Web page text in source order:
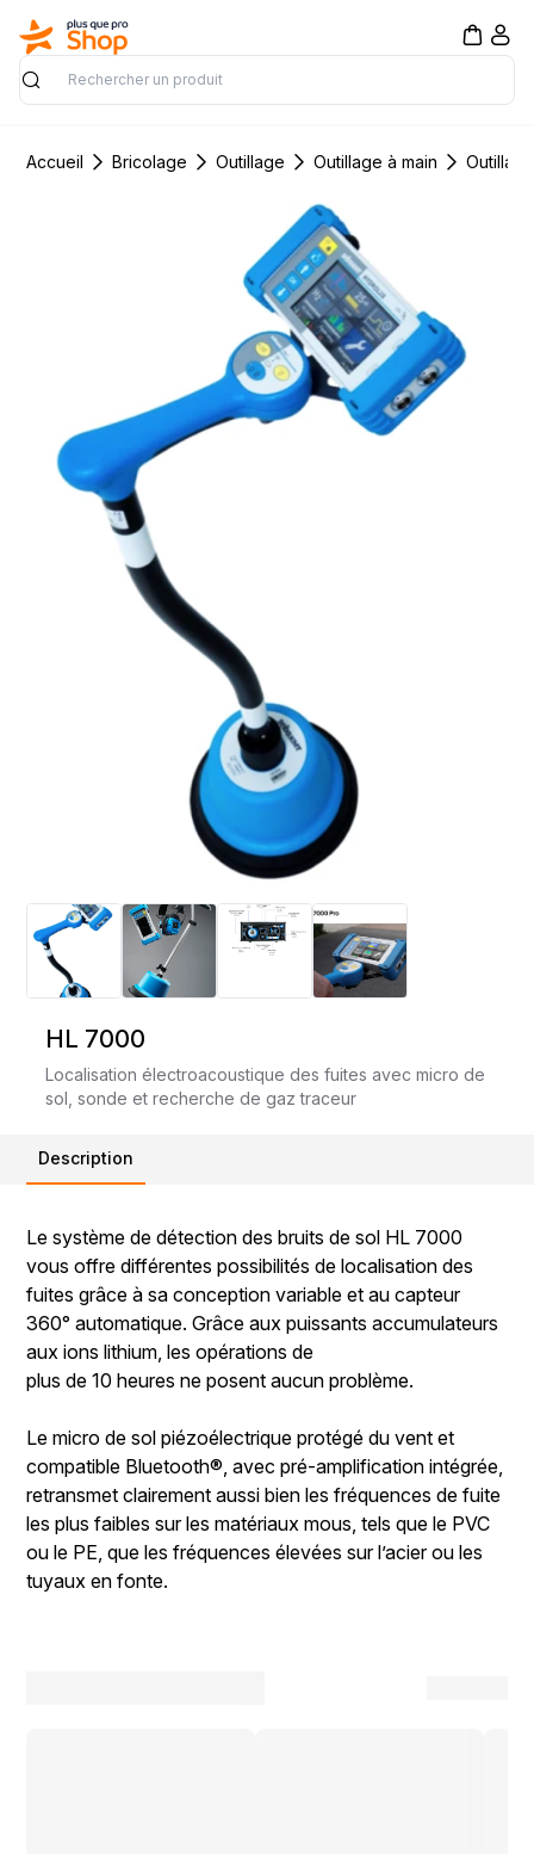
Rechercher
Accueil Bricolage Outillage Outillage à main
HL 7000
Localisation électroacoustique des fuites avec micro de
sol, sonde et recherche de gaz traceur
Description
Le système de détection des bruits de sol HL 7000
vous offre différentes possibilités de localisation des
fuites grâce à sa conception variable et au capteur
360° automatique. Grâce aux puissants accumulateurs
aux ions lithium, les opérations de
plus de 10 heures ne posent aucun problème.
Le micro de sol piézoélectrique protégé du vent et
compatible Bluetooth®, avec pré-amplification intégrée,
retransmet clairement aussi bien les fréquences de fuite
les plus faibles sur les matériaux mous, tels que le PVC
ou le PE, que les fréquences élevées sur l’acier ou les
tuyaux en fonte.